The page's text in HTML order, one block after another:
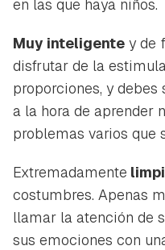
en las que haya niños.
Muy inteligente y de
disfrutar de la
proporciones, y debes
a la hora de aprender
problemas varios que
Extremadamente
costumbres. Apenas
llamar la atención de
sus emociones con